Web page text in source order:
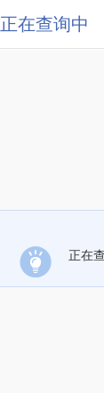
正在查询中
正在